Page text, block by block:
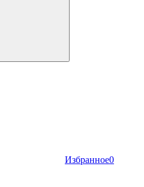
Избранное0